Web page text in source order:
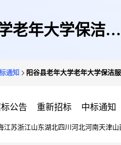
老年大学保洁服
通知 阳谷县老年大学老年大学保洁
公告 重新招标 中标通知
江苏浙江山东湖北四川 河北河南天津山